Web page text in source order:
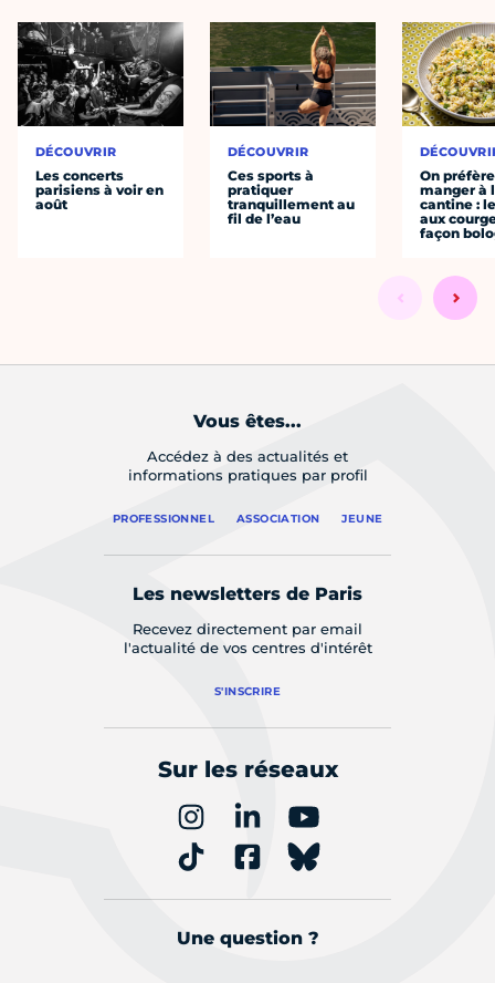
DÉCOUVRIR
Les concerts
parisiens à voir en
août
DÉCOUVRIR
Ces sports à
pratiquer
tranquillement au
fil de l’eau
On préfère
manger à
cantine :
aux
façon
Vous êtes...
Accédez à des actualités et
informations pratiques par profil
PROFESSIONNEL ASSOCIATION JEUNE
Les newsletters de Paris
Recevez directement par email
l'actualité de vos centres d'intérêt
S'INSCRIRE
Sur les réseaux
Une question ?